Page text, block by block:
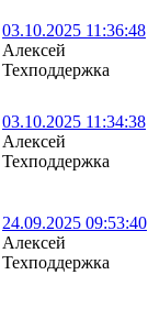
03.10.2025 11:36:48
Алексей
Техподдержка
03.10.2025 11:34:38
Алексей
Техподдержка
24.09.2025 09:53:40
Алексей
Техподдержка